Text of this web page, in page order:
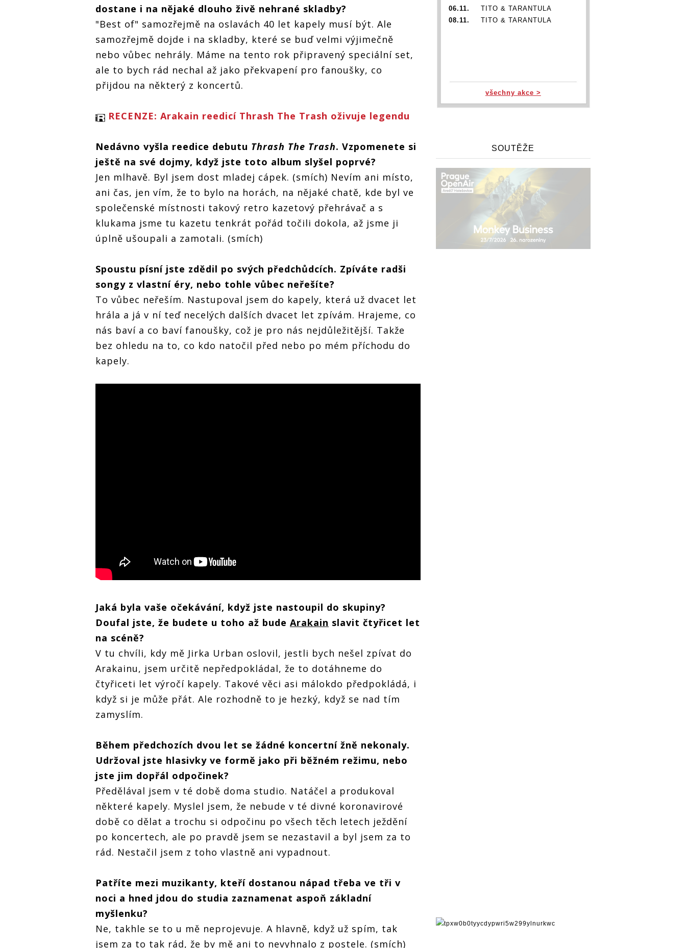
dostane i na nějaké dlouho živě nehrané skladby?
"Best of" samozřejmě na oslavách 40 let kapely musí být. Ale
samozřejmě dojde i na skladby, které se buď velmi výjimečně
nebo vůbec nehrály. Máme na tento rok připravený speciální set,
ale to bych rád nechal až jako překvapení pro fanoušky, co
přijdou na některý z koncertů.
RECENZE: Arakain reedicí Thrash The Trash oživuje legendu
Nedávno vyšla reedice debutu Thrash The Trash. Vzpomenete si
ještě na své dojmy, když jste toto album slyšel poprvé?
Jen mlhavě. Byl jsem dost mladej cápek. (smích) Nevím ani místo,
ani čas, jen vím, že to bylo na horách, na nějaké chatě, kde byl ve
společenské místnosti takový retro kazetový přehrávač a s
klukama jsme tu kazetu tenkrát pořád točili dokola, až jsme ji
úplně ušoupali a zamotali. (smích)
Spoustu písní jste zdědil po svých předchůdcích. Zpíváte radši
songy z vlastní éry, nebo tohle vůbec neřešíte?
To vůbec neřeším. Nastupoval jsem do kapely, která už dvacet let
hrála a já v ní teď necelých dalších dvacet let zpívám. Hrajeme, co
nás baví a co baví fanoušky, což je pro nás nejdůležitější. Takže
bez ohledu na to, co kdo natočil před nebo po mém příchodu do
kapely.
Jaká byla vaše očekávání, když jste nastoupil do skupiny?
Doufal jste, že budete u toho až bude Arakain slavit čtyřicet let
na scéně?
V tu chvíli, kdy mě Jirka Urban oslovil, jestli bych nešel zpívat do
Arakainu, jsem určitě nepředpokládal, že to dotáhneme do
čtyřiceti let výročí kapely. Takové věci asi málokdo předpokládá, i
když si je může přát. Ale rozhodně to je hezký, když se nad tím
zamyslím.
Během předchozích dvou let se žádné koncertní žně nekonaly.
Udržoval jste hlasivky ve formě jako při běžném režimu, nebo
jste jim dopřál odpočinek?
Předělával jsem v té době doma studio. Natáčel a produkoval
některé kapely. Myslel jsem, že nebude v té divné koronavirové
době co dělat a trochu si odpočinu po všech těch letech ježdění
po koncertech, ale po pravdě jsem se nezastavil a byl jsem za to
rád. Nestačil jsem z toho vlastně ani vypadnout.
Patříte mezi muzikanty, kteří dostanou nápad třeba ve tři v
noci a hned jdou do studia zaznamenat aspoň základní
myšlenku?
Ne, takhle se to u mě neprojevuje. A hlavně, když už spím, tak
jsem za to tak rád, že by mě ani to nevyhnalo z postele. (smích)
06.11.
TITO & TARANTULA
08.11.
TITO & TARANTULA
všechny akce >
SOUTĚŽE